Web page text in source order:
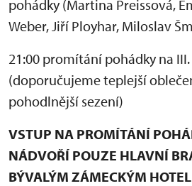
pohádky (Martina Preissová,
Weber, Jiří Ployhar, Miloslav
21:00 promítání pohádky na
(doporučujeme teplejší
pohodlnější sezení)
VSTUP NA PROMÍTÁNÍ
NÁDVOŘÍ POUZE HLAVNÍ
BÝVALÝM ZÁMECKÝM